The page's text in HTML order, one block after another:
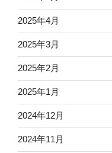
2025年4月
2025年3月
2025年2月
2025年1月
2024年12月
2024年11月